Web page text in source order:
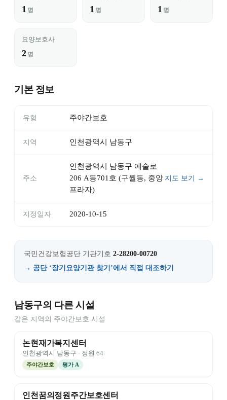
1 명 1 명 1 명
요양보호사
2 명
기본 정보
유형 주야간보호
지역 인천광역시 남동구
주소
인천광역시 남동구 예술로
206 A동701호 (구월동, 중앙
프라자)
지도 보기 →
지정일자 2020-10-15
국민건강보험공단 기관기호 2-28200-00720
→ 공단 ‘장기요양기관 찾기’에서 직접 대조하기
남동구의 다른 시설
같은 지역의 주야간보호 시설
논현재가복지센터
인천광역시 남동구 · 정원 64
주야간보호 평가 A
인천꿈의정원주간보호센터